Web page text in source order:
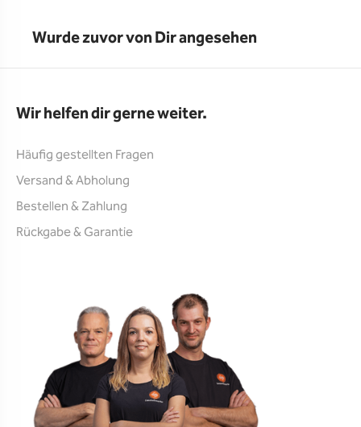
Wurde zuvor von Dir angesehen
Wir helfen dir gerne weiter.
Häufig gestellten Fragen
Versand & Abholung
Bestellen & Zahlung
Rückgabe & Garantie